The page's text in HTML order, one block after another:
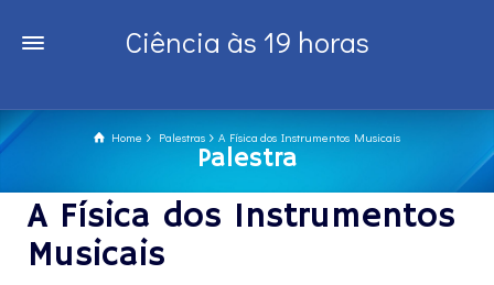
Ciência às 19 horas
Home Palestras A Física dos Instrumentos Musicais
Palestra
A Física dos Instrumentos
Musicais